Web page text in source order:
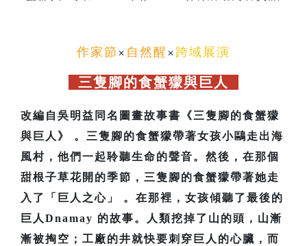
作家節× 自然醒×跨域展演
三隻腳的食蟹獴與巨人
改編自吳明益同名圖畫故事書《三隻腳的食蟹獴
與巨人》 。三隻腳的食蟹獴帶著女孩小鷗走出海
風村，他們一起聆聽生命的聲音。然後，在那個
甜根子草花開的季節，三隻腳的食蟹獴帶著她走
入了「巨人之心」 。在那裡，女孩傾聽了最後的
巨人Dnamay 的故事。人類挖掉了山的頭，山漸
漸被掏空；工廠的井就快要刺穿巨人的心臟，而